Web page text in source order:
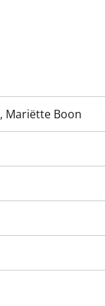
, Mariëtte Boon